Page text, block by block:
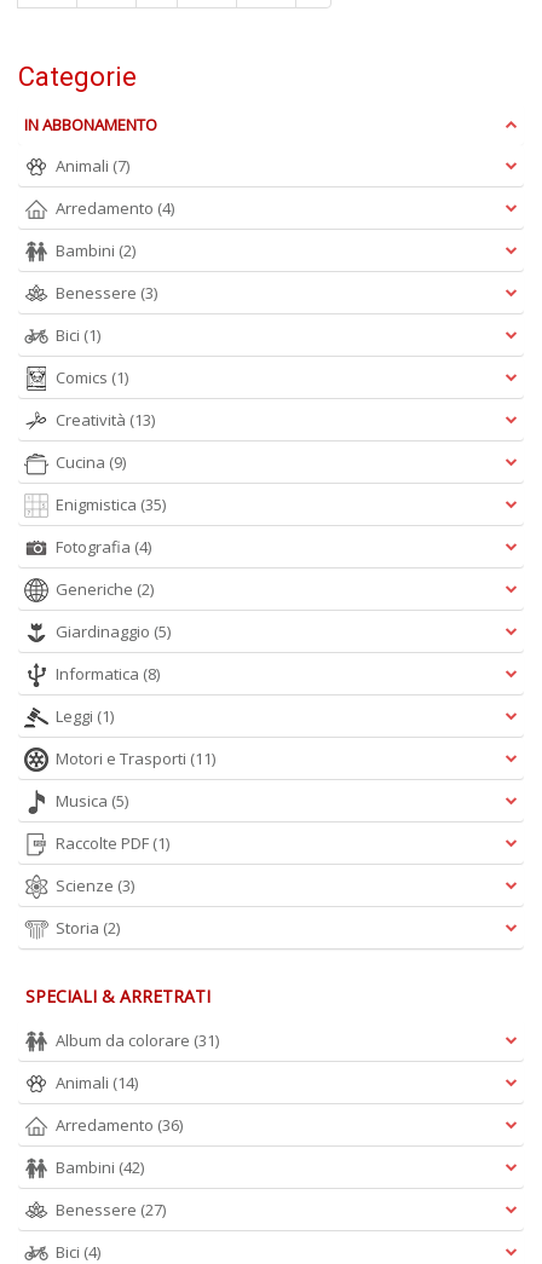
Categorie
IN ABBONAMENTO
Animali (7)
Arredamento (4)
Bambini (2)
Benessere (3)
Bici (1)
Comics (1)
Creatività (13)
Cucina (9)
Enigmistica (35)
Fotografia (4)
Generiche (2)
Giardinaggio (5)
Informatica (8)
Leggi (1)
Motori e Trasporti (11)
Musica (5)
Raccolte PDF (1)
Scienze (3)
Storia (2)
SPECIALI & ARRETRATI
Album da colorare (31)
Animali (14)
Arredamento (36)
Bambini (42)
Benessere (27)
Bici (4)